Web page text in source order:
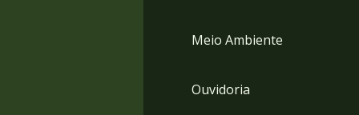
Meio Ambiente
Ouvidoria